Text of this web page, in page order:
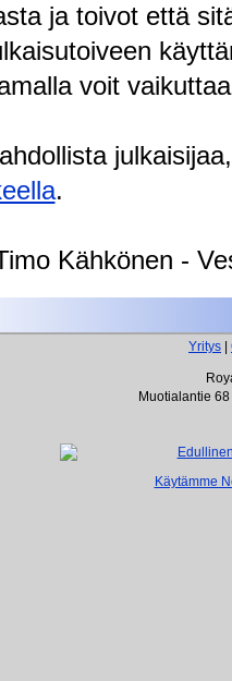
ja toivot että
voit
.
Kähkönen -
Yritys
Muotialantie
Käytämme